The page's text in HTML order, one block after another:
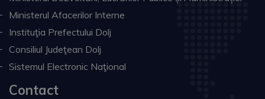
Ministerul Afacerilor Interne
Instituţia Prefectului Dolj
Consiliul Judeţean Dolj
Sistemul Electronic Naţional
Contact